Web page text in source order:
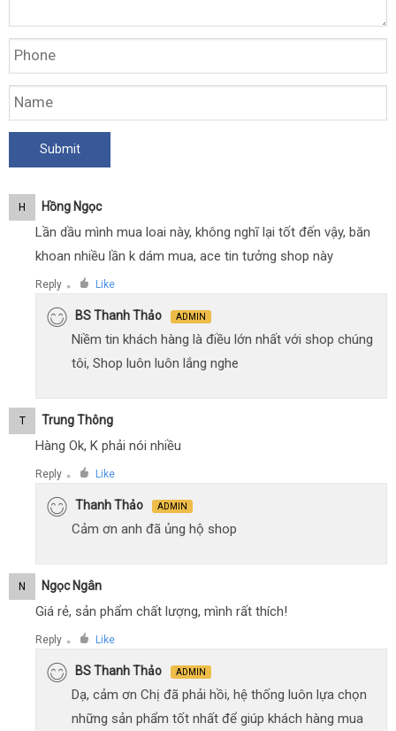
H Hồng Ngọc
Lần dầu mình mua loai này, không nghĩ lại tốt đến vậy, băn
khoan nhiều lần k dám mua, ace tin tưởng shop này
Reply ● Like
BS Thanh Thảo ADMIN
Niềm tin khách hàng là điều lớn nhất với shop chúng
tôi, Shop luôn luôn lắng nghe
T Trung Thông
Hàng Ok, K phải nói nhiều
Reply ● Like
Thanh Thảo ADMIN
Cảm ơn anh đã ủng hộ shop
N Ngọc Ngân
Giá rẻ, sản phẩm chất lượng, mình rất thích!
Reply ● Like
BS Thanh Thảo ADMIN
Dạ, cảm ơn Chị đã phải hồi, hệ thống luôn lựa chọn
những sản phẩm tốt nhất để giúp khách hàng mua